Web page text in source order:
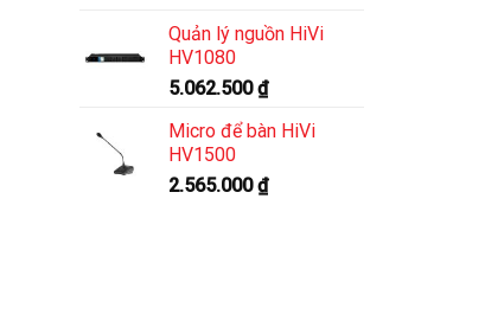
Quản lý nguồn HiVi
HV1080
5.062.500₫
Micro để bàn HiVi
HV1500
2.565.000₫